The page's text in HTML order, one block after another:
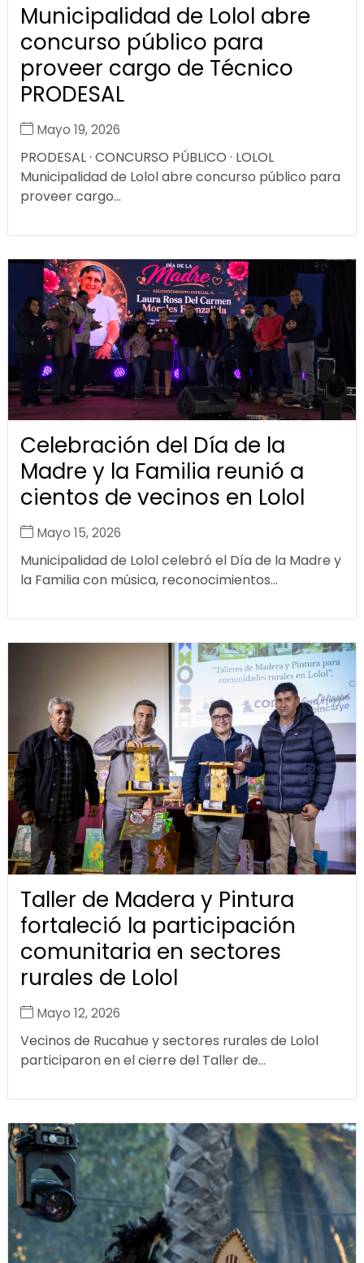
Municipalidad de Lolol abre
concurso público para
proveer cargo de Técnico
PRODESAL
Mayo 19, 2026
PRODESAL · CONCURSO PÚBLICO · LOLOL
Municipalidad de Lolol abre concurso público para
proveer cargo...
Celebración del Día de la
Madre y la Familia reunió a
cientos de vecinos en Lolol
Mayo 15, 2026
Municipalidad de Lolol celebró el Día de la Madre y
la Familia con música, reconocimientos...
Taller de Madera y Pintura
fortaleció la participación
comunitaria en sectores
rurales de Lolol
Mayo 12, 2026
Vecinos de Rucahue y sectores rurales de Lolol
participaron en el cierre del Taller de...